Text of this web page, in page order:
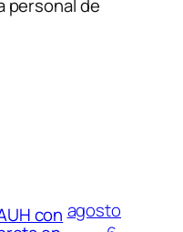
personal de
con agosto